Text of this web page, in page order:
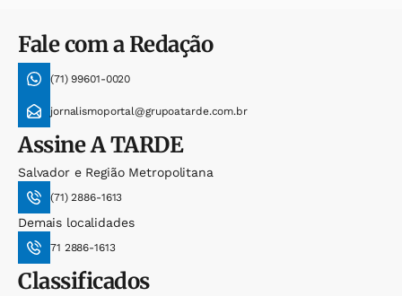
Fale com a Redação
(71) 99601-0020
jornalismoportal@grupoatarde.com.br
AssineA TARDE
Salvador e Região Metropolitana
(71) 2886-1613
Demais localidades
71 2886-1613
Classificados